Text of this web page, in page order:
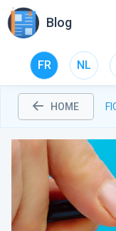
Blog
FR NL
HOME